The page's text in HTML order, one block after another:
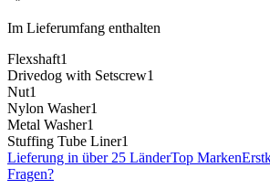
Im Lieferumfang enthalten
Flexshaft1
Drivedog with Setscrew1
Nut1
Nylon Washer1
Metal Washer1
Stuffing Tube Liner1
Lieferung in über 25 LänderTop Marken
Fragen?